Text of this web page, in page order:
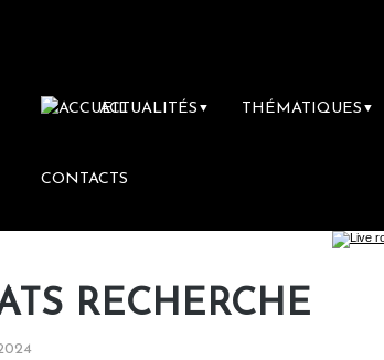
ACTUALITÉS ▼ THÉMATIQUES ▼
CONTACTS
RECHERCHE